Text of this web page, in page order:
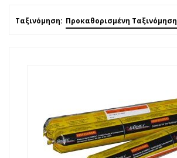
Ταξινόμηση: Προκαθορισμένη Ταξινόμηση